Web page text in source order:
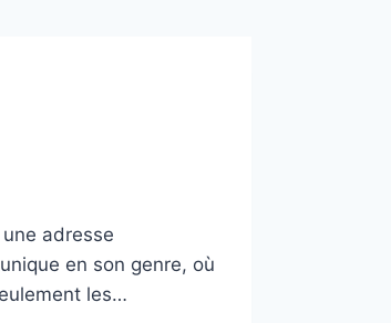
adresse
en son genre, où
les…